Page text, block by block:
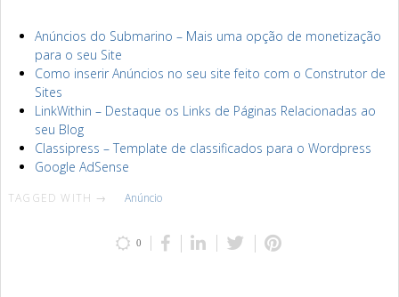
Anúncios do Submarino – Mais uma opção de monetização
para o seu Site
Como inserir Anúncios no seu site feito com o Construtor de
Sites
LinkWithin – Destaque os Links de Páginas Relacionadas ao
seu Blog
Classipress – Template de classificados para o Wordpress
Google AdSense
TAGGED WITH → Anúncio
0